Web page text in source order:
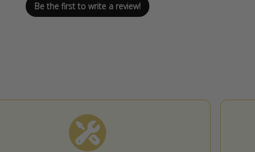
Be the first to write a review!